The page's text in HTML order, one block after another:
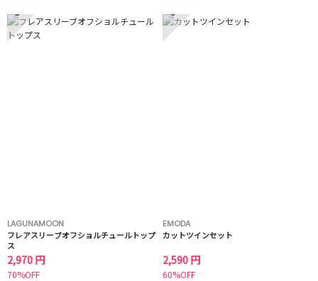
5
LAGUNAMOON
フレアスリーブオフショルチュールトップ
ス
2,970 円
70%OFF
6
EMODA
カットツインセット
2,590 円
60%OFF